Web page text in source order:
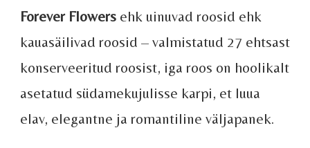
Forever Flowers ehk uinuvad roosid ehk
kauasäilivad roosid – valmistatud 27 ehtsast
konserveeritud roosist, iga roos on hoolikalt
asetatud südamekujulisse karpi, et luua
elav, elegantne ja romantiline väljapanek.